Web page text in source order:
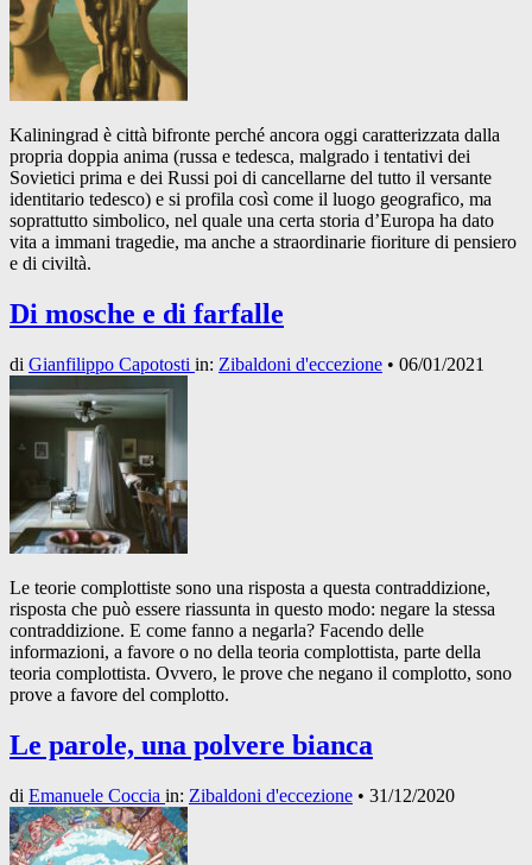
Kaliningrad è città bifronte perché ancora oggi caratterizzata dalla
propria doppia anima (russa e tedesca, malgrado i tentativi dei
Sovietici prima e dei Russi poi di cancellarne del tutto il versante
identitario tedesco) e si profila così come il luogo geografico, ma
soprattutto simbolico, nel quale una certa storia d’Europa ha dato
vita a immani tragedie, ma anche a straordinarie fioriture di pensiero
e di civiltà.
Di mosche e di farfalle
di Gianfilippo Capotosti in: Zibaldoni d'eccezione • 06/01/2021
Le teorie complottiste sono una risposta a questa contraddizione,
risposta che può essere riassunta in questo modo: negare la stessa
contraddizione. E come fanno a negarla? Facendo delle
informazioni, a favore o no della teoria complottista, parte della
teoria complottista. Ovvero, le prove che negano il complotto, sono
prove a favore del complotto.
Le parole, una polvere bianca
di Emanuele Coccia in: Zibaldoni d'eccezione • 31/12/2020